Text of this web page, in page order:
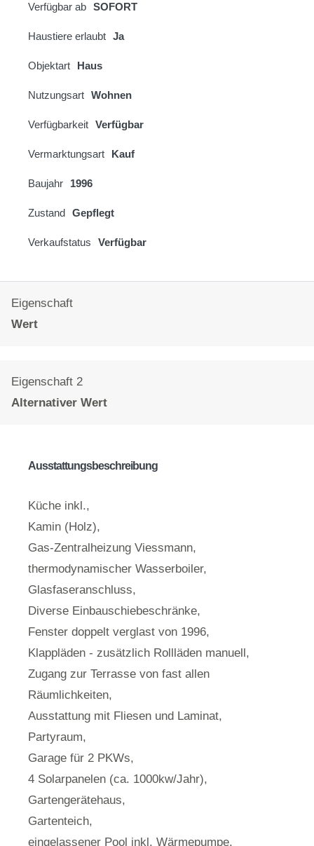
Verfügbar ab SOFORT
Haustiere erlaubt Ja
Objektart Haus
Nutzungsart Wohnen
Verfügbarkeit Verfügbar
Vermarktungsart Kauf
Baujahr 1996
Zustand Gepflegt
Verkaufstatus Verfügbar
Eigenschaft
Wert
Eigenschaft 2
Alternativer Wert
Ausstattungsbeschreibung
Küche inkl.,
Kamin (Holz),
Gas-Zentralheizung Viessmann,
thermodynamischer Wasserboiler,
Glasfaseranschluss,
Diverse Einbauschiebeschränke,
Fenster doppelt verglast von 1996,
Klappläden - zusätzlich Rollläden manuell,
Zugang zur Terrasse von fast allen
Räumlichkeiten,
Ausstattung mit Fliesen und Laminat,
Partyraum,
Garage für 2 PKWs,
4 Solarpanelen (ca. 1000kw/Jahr),
Gartengerätehaus,
Gartenteich,
eingelassener Pool inkl. Wärmepumpe,